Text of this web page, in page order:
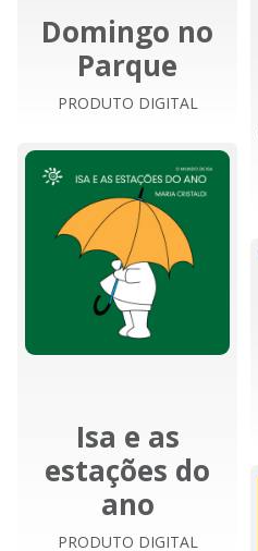
Domingo no
Parque
PRODUTO DIGITAL
Isa e as
estações do
ano
PRODUTO DIGITAL